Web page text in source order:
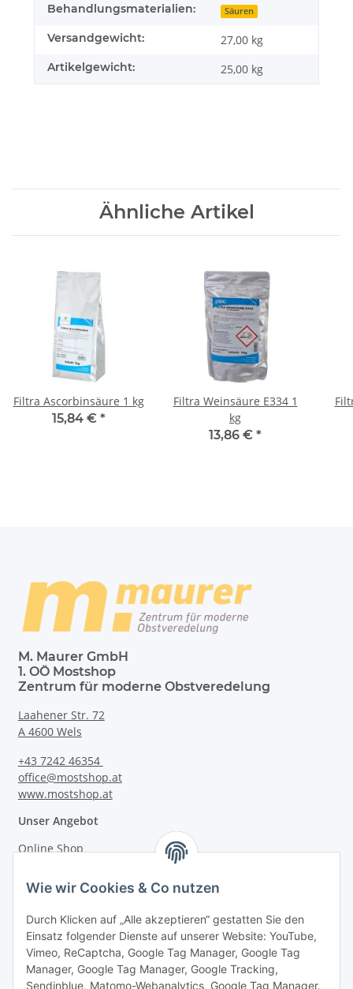
Behandlungsmaterialien: Säuren
Versandgewicht: 27,00 kg
Artikelgewicht: 25,00 kg
Ähnliche Artikel
Filtra Ascorbinsäure 1 kg
15,84 € *
Filtra Weinsäure E334 1
kg
13,86 € *
M. Maurer GmbH
1. OÖ Mostshop
Zentrum für moderne Obstveredelung
Laahener Str. 72
A 4600 Wels
+43 7242 46354
office@mostshop.at
www.mostshop.at
Unser Angebot
Online Shop
Wie wir Cookies & Co nutzen
Durch Klicken auf „Alle akzeptieren“ gestatten Sie den
Einsatz folgender Dienste auf unserer Website: YouTube,
Vimeo, ReCaptcha, Google Tag Manager, Google Tag
Manager, Google Tag Manager, Google Tracking,
Sendinblue, Matomo-Webanalytics, Google Tag Manager.